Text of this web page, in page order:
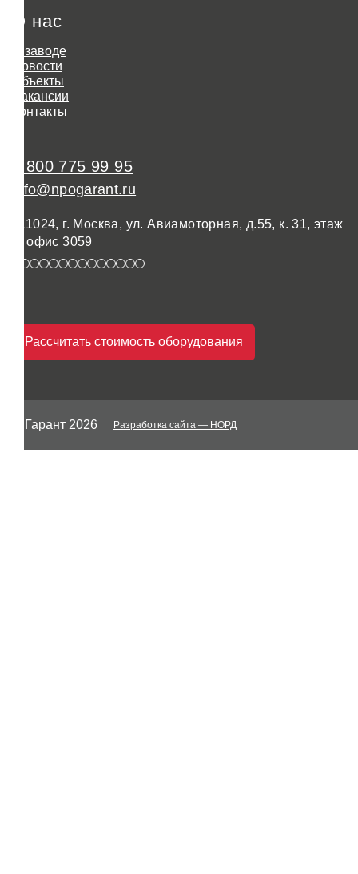
О нас
О заводе
Новости
Объекты
Вакансии
Контакты
8 800 775 99 95
info@npogarant.ru
111024, г. Москва, ул. Авиамоторная, д.55, к. 31, этаж
3, офис 3059
Рассчитать стоимость оборудования
© Гарант 2026 Разработка сайта — НОРД